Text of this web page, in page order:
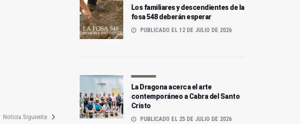
Noticia Siguiente
Los familiares y descendientes de la
fosa 548 deberán esperar
PUBLICADO EL 12 DE JULIO DE 2026
La Dragona acerca el arte
contemporáneo a Cabra del Santo
Cristo
PUBLICADO EL 25 DE JULIO DE 2026